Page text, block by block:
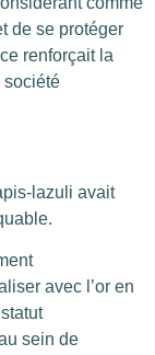
de se protéger
renforçait la
société
lazuli avait
avec l’or en
sein de